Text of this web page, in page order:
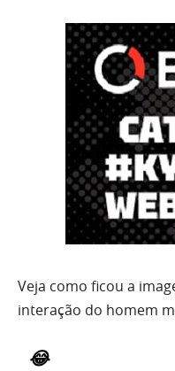
Veja como ficou a
interação do homem
😂